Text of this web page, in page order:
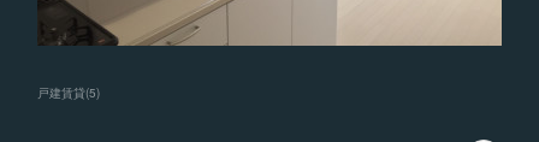
戸建賃貸(5)